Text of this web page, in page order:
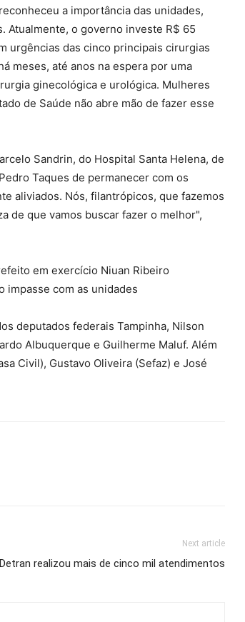
a importância das unidades,
Atualmente, o governo investe R$ 65
urgências das cinco principais cirurgias
meses, até anos na espera por uma
ginecológica e urológica. Mulheres
de Saúde não abre mão de fazer esse
Sandrin, do Hospital Santa Helena, de
Taques de permanecer com os
aliviados. Nós, filantrópicos, que fazemos
de que vamos buscar fazer o melhor",
em exercício Niuan Ribeiro
impasse com as unidades
deputados federais Tampinha, Nilson
Albuquerque e Guilherme Maluf. Além
Civil), Gustavo Oliveira (Sefaz) e José
Next article
Detran realizou mais de cinco mil atendimentos